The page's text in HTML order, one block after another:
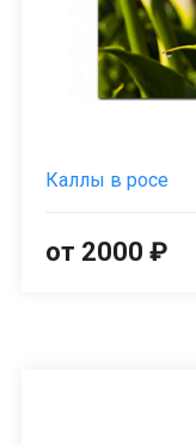
Каллы в росе
от 2000 ₽